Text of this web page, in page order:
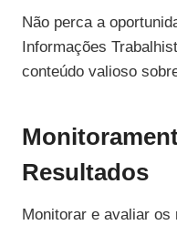
Não perca a
Informações
conteúdo valioso
Resultados
Monitorar e avaliar os